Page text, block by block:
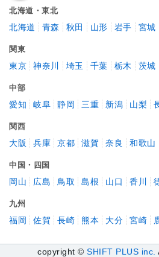
北海道・東北
北海道 青森 秋田 山形 岩手 宮城
関東
東京 神奈川 埼玉 千葉 栃木 茨城
中部
愛知 岐阜 静岡 三重 新潟 山梨
関西
大阪 兵庫 京都 滋賀 奈良 和歌山
中国・四国
岡山 広島 鳥取 島根 山口 香川
九州
福岡 佐賀 長崎 熊本 大分 宮崎
copyright ©SHIFT PLUS inc.